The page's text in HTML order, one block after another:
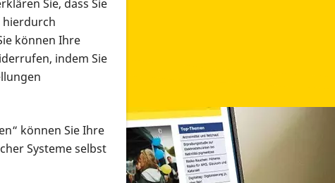
Sie, dass Sie
hierdurch
können Ihre
indem Sie
können Sie Ihre
Systeme selbst